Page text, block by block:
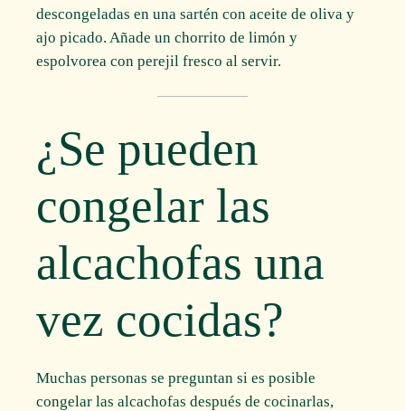
descongeladas en una sartén con aceite de oliva y
ajo picado. Añade un chorrito de limón y
espolvorea con perejil fresco al servir.
¿Se pueden
congelar las
alcachofas una
vez cocidas?
Muchas personas se preguntan si es posible
congelar las alcachofas después de cocinarlas,